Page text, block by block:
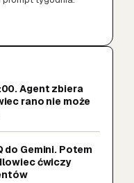
Agent zbiera
rano nie może
do Gemini. Potem
ćwiczy